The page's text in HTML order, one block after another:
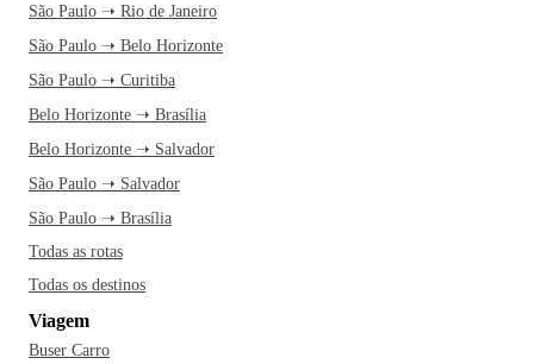
São Paulo ➝ Rio de Janeiro
São Paulo ➝ Belo Horizonte
São Paulo ➝ Curitiba
Belo Horizonte ➝ Brasília
Belo Horizonte ➝ Salvador
São Paulo ➝ Salvador
São Paulo ➝ Brasília
Todas as rotas
Todas os destinos
Viagem
Buser Carro